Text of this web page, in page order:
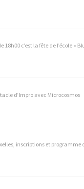
c’est la fête de l’école «
d'Impro avec Microcosmos
inscriptions et